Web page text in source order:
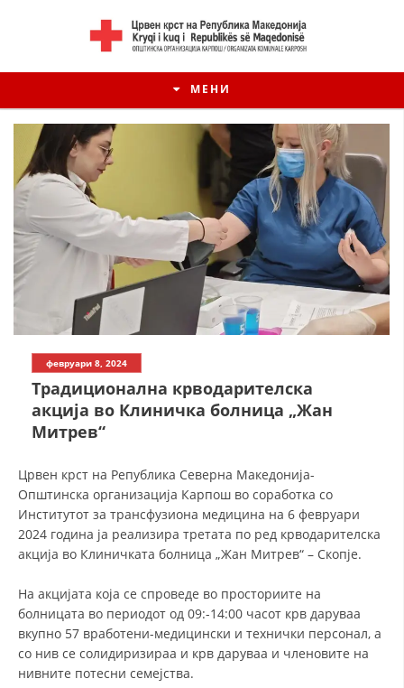
МЕНИ
ПРИРАЧНИЦИ
СТРАТЕГИИ
ЕДУКАТИВНО ИНФОРМАТИВНИ МАТЕРИЈАЛИ
БРОШУРИ
февруари 8, 2024
Традиционална крводарителска
акција во Клиничка болница „Жан
Митрев“
Црвен крст на Република Северна Македонија-
Општинска организација Карпош во соработка со
Институтот за трансфузиона медицина на 6 февруари
2024 година ја реализира третата по ред крводарителска
акција во Клиничката болница „Жан Митрев“ – Скопје.
На акцијата која се спроведе во просториите на
болницата во периодот од 09:-14:00 часот крв даруваа
вкупно 57 вработени-медицински и технички персонал, а
со нив се солидиризираа и крв даруваа и членовите на
нивните потесни семејства.